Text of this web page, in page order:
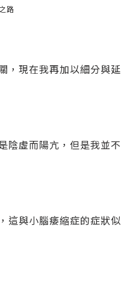
路
，現在我再加以細分與延
陰虛而陽亢，但是我並不
這與小腦痿縮症的症狀似